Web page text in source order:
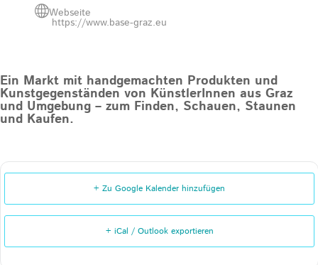
Webseite
https://www.base-graz.eu
Ein Markt mit handgemachten Produkten und
Kunstgegenständen von KünstlerInnen aus Graz
und Umgebung – zum Finden, Schauen, Staunen
und Kaufen.
+ Zu Google Kalender hinzufügen
+ iCal / Outlook exportieren